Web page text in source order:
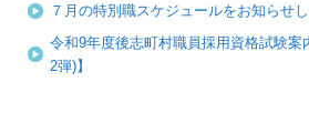
７月の特別職スケジュールをお知らせ
令和9年度後志町村職員採用資格試験案
2弾)】